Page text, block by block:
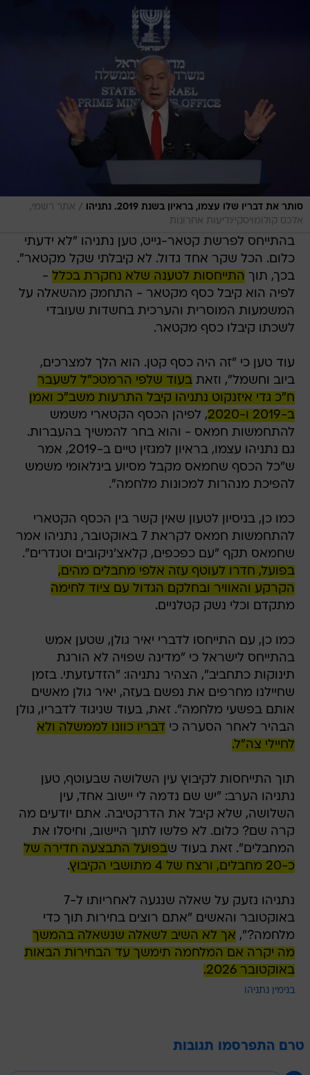
סותר את דבריו שלו עצמו, בראיון בשנת 2019. נתניהו / אתר רשמי,
אלכס קולומויסקי/ידיעות אחרונות
בהתייחס לפרשת קטאר-גייט, טען נתניהו "לא ידעתי
כלום. הכל שקר אחד גדול. לא קיבלתי שקל מקטאר".
בכך, תוך התייחסות לטענה שלא נחקרת בכלל -
לפיה הוא קיבל כסף מקטאר - התחמק מהשאלה על
המשמעות המוסרית והערכית בחשדות שעובדי
לשכתו קיבלו כסף מקטאר.
עוד טען כי "זה היה כסף קטן. הוא הלך למצרכים,
ביוב וחשמל", וזאתבעוד שלפי הרמטכ"ל לשעבר
ח"כ גדי איזנקוט נתניהו קיבל התרעות משב"כ ואמן
ב-2019 ו-2020
, לפיהן הכסף הקטארי משמש
להתחמשות חמאס - והוא בחר להמשיך בהעברות.
גם נתניהו עצמו, בראיון למגזין טיים ב-2019, אמר
ש"כל הכסף שחמאס מקבל מסיוע בינלאומי משמש
להפיכת מנהרות למכונות מלחמה".
כמו כן, בניסיון לטעון שאין קשר בין הכסף הקטארי
להתחמשות חמאס לקראת 7 באוקטובר, נתניהו אמר
שחמאס תקף "עם כפכפים, קלאצ'ניקובים וטנדרים".
בפועל, חדרו לעוטף עזה אלפי מחבלים מהים,
הקרקע והאוויר ובחלקם הגדול עם ציוד לחימה
מתקדם וכלי נשק קטלניים.
כמו כן, עם התייחסו לדברי יאיר גולן, שטען אמש
בהתייחס לישראל כי "מדינה שפויה לא הורגת
תינוקות כתחביב", הצהיר נתניהו: "הזדעזעתי. בזמן
שחיילנו מחרפים את נפשם בעזה, יאיר גולן מאשים
אותם בפשעי מלחמה". זאת, בעוד שניגוד לדבריו, גולן
הבהיר לאחר הסערה כי דבריו כוונו לממשלה ולא
לחיילי צה"ל.
תוך התייחסות לקיבוץ עין השלושה שבעוטף, טען
נתניהו הערב: "יש שם נדמה לי יישוב אחד, עין
השלושה, שלא קיבל את הדרקטיבה. אתם יודעים מה
קרה שם? כלום. לא פלשו לתוך היישוב, וחיסלו את
המחבלים". זאת בעוד שבפועל התבצעה חדירה של
כ-20 מחבלים, ורצח של 4 מתושבי הקיבוץ
.
נתניהו נזעק על שאלה שנגעה לאחריותו ל-7
באוקטובר והאשים "אתם רוצים בחירות תוך כדי
מלחמה?", אך לא השיב לשאלה שנשאלה בהמשך
מה יקרה אם המלחמה תימשך עד הבחירות הבאות
באוקטובר 2026.
בנימין נתניהו
טרם התפרסמו תגובות